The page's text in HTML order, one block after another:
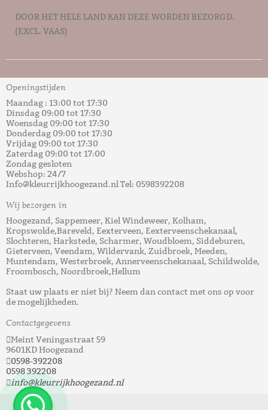
DOOR HET HELE LAND KAN DEZE WORDEN BEZORGD.
(EXCL. VAAS)
Openingstijden
Maandag : 13:00 tot 17:30
Dinsdag 09:00 tot 17:30
Woensdag 09:00 tot 17:30
Donderdag 09:00 tot 17:30
Vrijdag 09:00 tot 17:30
Zaterdag 09:00 tot 17:00
Zondag gesloten
Webshop: 24/7
Info@kleurrijkhoogezand.nl Tel: 0598392208
Wij bezorgen in
Hoogezand, Sappemeer, Kiel Windeweer, Kolham,
Kropswolde,Bareveld, Eexterveen, Eexterveenschekanaal,
Slochteren, Harkstede, Scharmer, Woudbloem, Siddeburen,
Gieterveen, Veendam, Wildervank, Zuidbroek, Meeden,
Muntendam, Westerbroek, Annerveenschekanaal, Schildwolde,
Froombosch, Noordbroek,Hellum
Staat uw plaats er niet bij? Neem dan contact met ons op voor
de mogelijkheden.
Contactgegevens
Meint Veningastraat 59
9601KD Hoogezand
0598-392208
0598 392208
info@kleurrijkhoogezand.nl